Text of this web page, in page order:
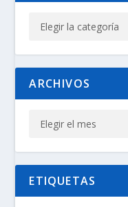
ARCHIVOS
ETIQUETAS